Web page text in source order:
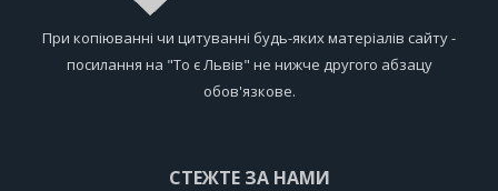
При копіюванні чи цитуванні будь-яких матеріалів сайту -
посилання на "То є Львів" не нижче другого абзацу
обов'язкове.
СТЕЖТЕ ЗА НАМИ